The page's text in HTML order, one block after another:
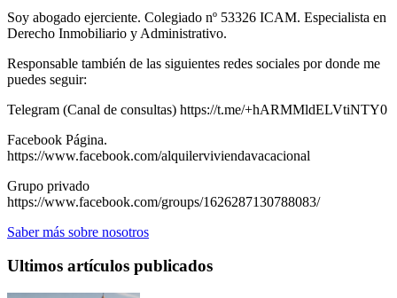
Soy abogado ejerciente. Colegiado nº 53326 ICAM. Especialista en
Derecho Inmobiliario y Administrativo.
Responsable también de las siguientes redes sociales por donde me
puedes seguir:
Telegram (Canal de consultas) https://t.me/+hARMMldELVtiNTY0
Facebook Página.
https://www.facebook.com/alquilerviviendavacacional
Grupo privado
https://www.facebook.com/groups/1626287130788083/
Saber más sobre nosotros
Ultimos artículos publicados